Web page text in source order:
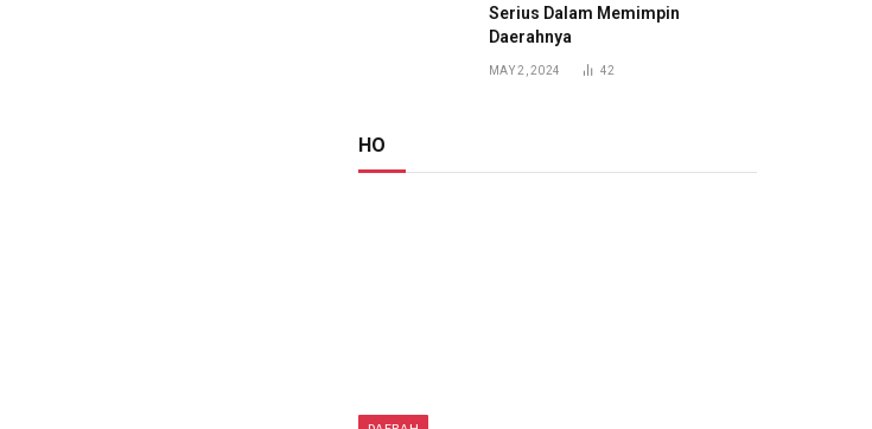
Serius Dalam Memimpin
Daerahnya
MAY 2, 2024 42
HO